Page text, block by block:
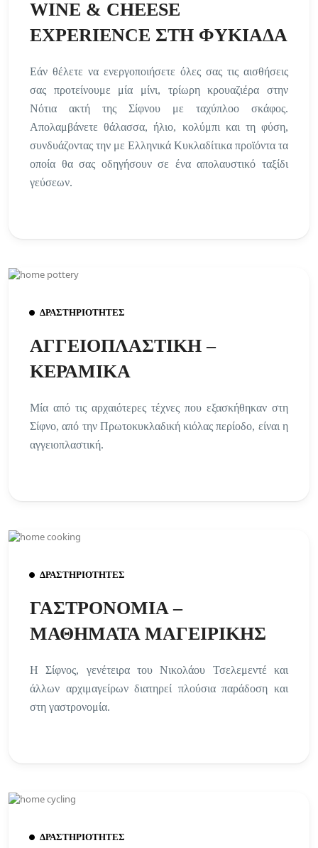
WINE & CHEESE
EXPERIENCE ΣΤΗ ΦΥΚΙΑΔΑ
Εάν θέλετε να ενεργοποιήσετε όλες σας τις αισθήσεις
σας προτείνουμε μία μίνι, τρίωρη κρουαζιέρα στην
Νότια ακτή της Σίφνου με ταχύπλοο σκάφος.
Απολαμβάνετε θάλασσα, ήλιο, κολύμπι και τη φύση,
συνδυάζοντας την με Ελληνικά Κυκλαδίτικα προϊόντα τα
οποία θα σας οδηγήσουν σε ένα απολαυστικό ταξίδι
γεύσεων.
ΔΡΑΣΤΗΡΙΟΤΗΤΕΣ
ΑΓΓΕΙΟΠΛΑΣΤΙΚΗ –
ΚΕΡΑΜΙΚΑ
Μία από τις αρχαιότερες τέχνες που εξασκήθηκαν στη
Σίφνο, από την Πρωτοκυκλαδική κιόλας περίοδο, είναι η
αγγειοπλαστική.
ΔΡΑΣΤΗΡΙΟΤΗΤΕΣ
ΓΑΣΤΡΟΝΟΜΙΑ –
ΜΑΘΗΜΑΤΑ ΜΑΓΕΙΡΙΚΗΣ
Η Σίφνος, γενέτειρα του Νικολάου Τσελεμεντέ και
άλλων αρχιμαγείρων διατηρεί πλούσια παράδοση και
στη γαστρονομία.
ΔΡΑΣΤΗΡΙΟΤΗΤΕΣ